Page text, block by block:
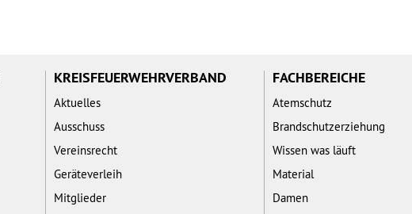
KREISFEUERWEHRVERBAND
Aktuelles
Ausschuss
Vereinsrecht
Geräteverleih
Mitglieder
FACHBEREICHE
Atemschutz
Brandschutzerziehung
Wissen was läuft
Material
Damen